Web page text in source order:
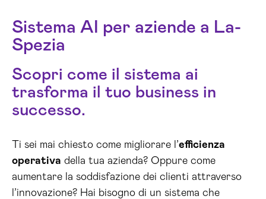
Sistema AI per aziende a La-
Spezia
Scopri come il sistema ai
trasforma il tuo business in
successo.
Ti sei mai chiesto come migliorare l’efficienza
operativa della tua azienda? Oppure come
aumentare la soddisfazione dei clienti attraverso
l’innovazione? Hai bisogno di un sistema che